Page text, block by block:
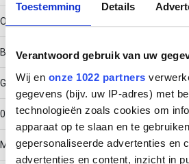
Toestemming Details
Verantwoord gebruik van uw
Wij en onze 1022 partners
gegevens (bijv. uw IP-adres) met
technologieën zoals cookies om
apparaat op te slaan en te
gepersonaliseerde advertenties en
advertenties en content, inzicht in
Oppervlaktebescherming
Bandverzinkt (sendzimir verzinkt)
Gewicht
0.1502
Materiaaldikte